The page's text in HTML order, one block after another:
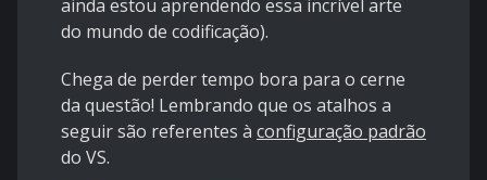
ainda estou aprendendo essa incrível arte
do mundo de codificação).
Chega de perder tempo bora para o cerne
da questão! Lembrando que os atalhos a
seguir são referentes à configuração padrão
do VS.